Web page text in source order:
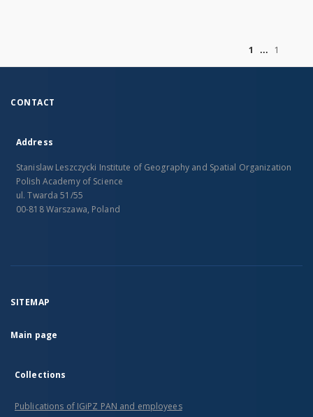
1
1
CONTACT
Address
Stanislaw Leszczycki Institute of Geography and Spatial Organization
Polish Academy of Science
ul. Twarda 51/55
00-818 Warszawa, Poland
SITEMAP
Main page
Collections
Publications of IGiPZ PAN and employees